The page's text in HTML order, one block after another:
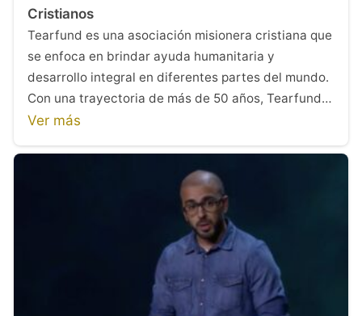
Cristianos
Tearfund es una asociación misionera cristiana que
se enfoca en brindar ayuda humanitaria y
desarrollo integral en diferentes partes del mundo.
Con una trayectoria de más de 50 años, Tearfund…
Ver más